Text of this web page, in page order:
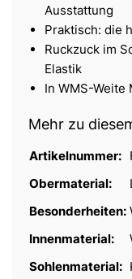
Ausstattung
Praktisch: die
Ruckzuck im
Elastik
In WMS-Weite
Mehr zu
Artikelnummer:
Obermaterial:
Besonderheiten:
Innenmaterial:
Sohlenmaterial: